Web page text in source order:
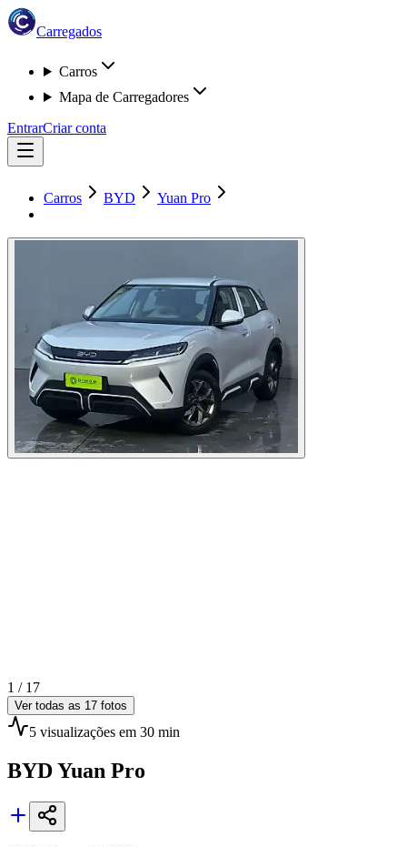
Carregados
Carros
Mapa de Carregadores
EntrarCriar conta
Carros BYD Yuan Pro
1 / 17
Ver todas as 17 fotos
5 visualizações em 30 min
BYDYuan Pro